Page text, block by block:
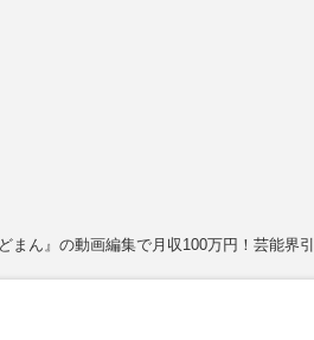
まん』の動画編集で月収100万円！芸能界